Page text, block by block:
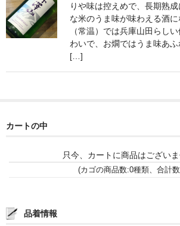
大治郎・喜量能 畑酒造（滋賀県東近江
秋鹿・奥鹿 秋鹿酒造（大阪府豊能郡能
睡龍・生もとのどぶ 久保本家酒造（奈
✚旭日 旭日酒造（島根県出雲市）
旭菊・綾花 旭菊酒造（福岡県久留米市）
りや味は控えめで、長期熟
な米のうま味が味わえる酒
（常温）では兵庫山田らし
わいで、お燗ではうま味あ
[…]
カートの中
只今、カートに商品はございま
(カゴの商品数:0種類、合計
品着情報